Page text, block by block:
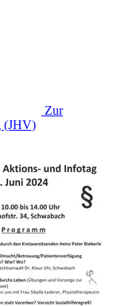
Zur
(JHV)